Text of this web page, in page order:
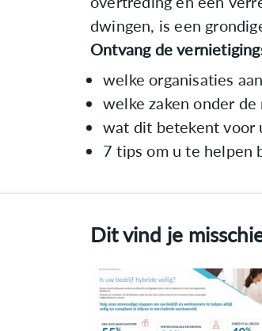
dwingen, is een
Ontvang de
welke organisaties
welke zaken onder
wat dit betekent voor
7 tips om u te helpen
Dit vind je